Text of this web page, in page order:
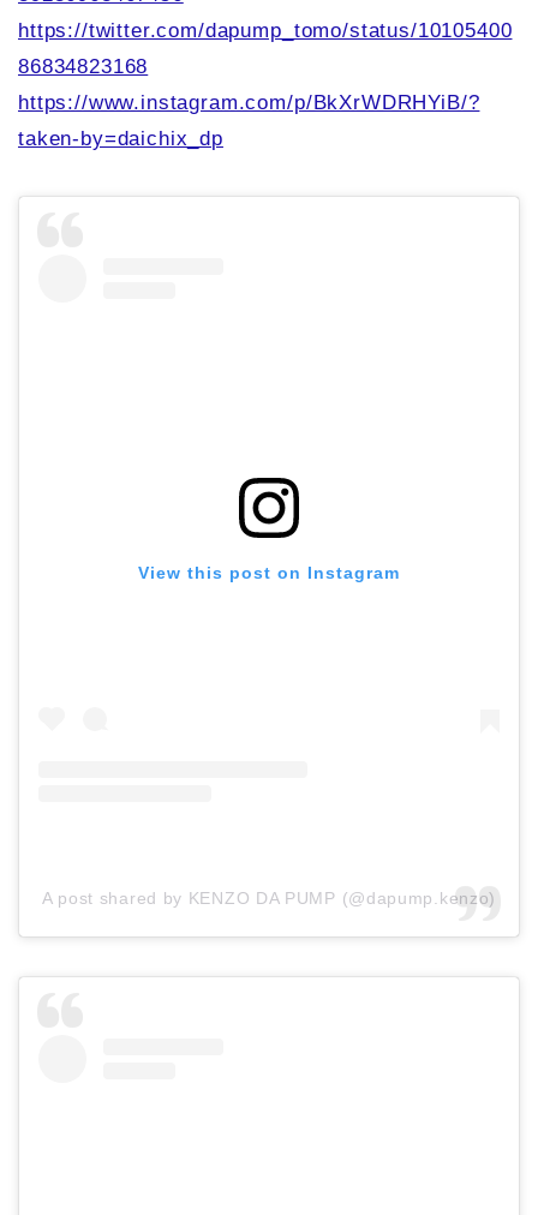
https://twitter.com/dapump_tomo/status/10105400
86834823168
https://www.instagram.com/p/BkXrWDRHYiB/?
taken-by=daichix_dp
View this post on Instagram
A post shared by KENZO DA PUMP (@dapump.kenzo)